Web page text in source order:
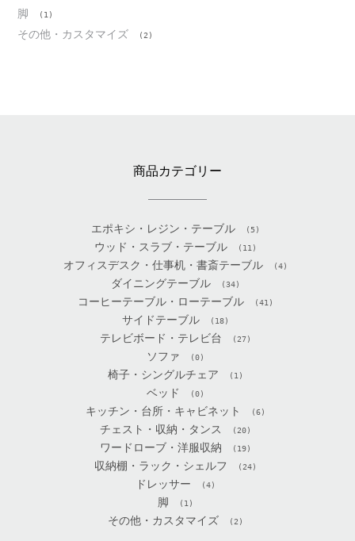
脚 (1)
その他・カスタマイズ (2)
商品カテゴリー
エポキシ・レジン・テーブル (5)
ウッド・スラブ・テーブル (11)
オフィスデスク・仕事机・書斎テーブル (4)
ダイニングテーブル (34)
コーヒーテーブル・ローテーブル (41)
サイドテーブル (18)
テレビボード・テレビ台 (27)
ソファ (0)
椅子・シングルチェア (1)
ベッド (0)
キッチン・台所・キャビネット (6)
チェスト・収納・タンス (20)
ワードローブ・洋服収納 (19)
収納棚・ラック・シェルフ (24)
ドレッサー (4)
脚 (1)
その他・カスタマイズ (2)